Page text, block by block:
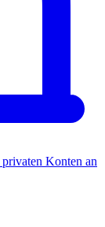
Konten an